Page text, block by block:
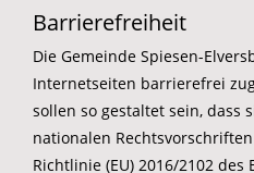
Barrierefreiheit
Die Gemeinde Spiesen-
Internetseiten barrierefrei
sollen so gestaltet sein, dass
nationalen
Richtlinie (EU) 2016/2102